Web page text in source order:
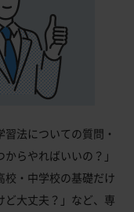
法についての質問・
らやればいいの？」
校・中学校の基礎だけ
ど大丈夫？」など、専